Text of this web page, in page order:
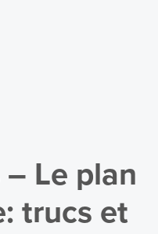
– Le plan
trucs et